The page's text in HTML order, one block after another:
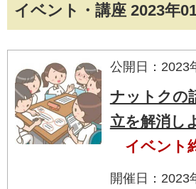
イベント・講座 2023年
公開日：2023
ナットクの
立を解消し
イベント
開催日：2023